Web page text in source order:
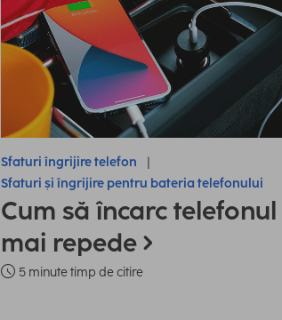
Sfaturi îngrijire telefon
Sfaturi și îngrijire pentru bateria telefonului
Cum să încarc telefonul
mai repede
5 minute timp de citire